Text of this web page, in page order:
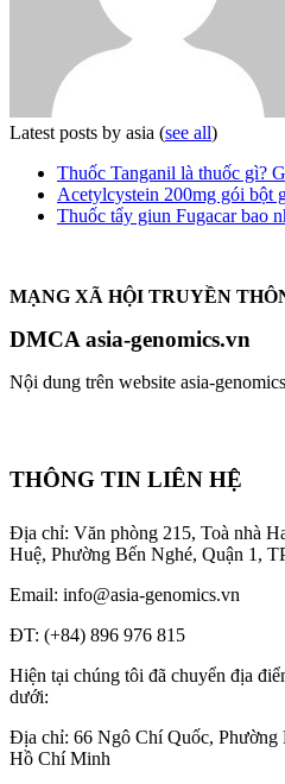
Latest posts by asia (see all)
Thuốc Tanganil là thuốc gì?
Acetylcystein 200mg gói bột
Thuốc tẩy giun Fugacar bao
MẠNG XÃ HỘI TRUYỀN
DMCA asia-genomics.vn
Nội dung trên website asia-
THÔNG TIN LIÊN HỆ
Địa chỉ: Văn phòng 215, Toà nhà
Huệ, Phường Bến Nghé, Quận 1,
Email: info@asia-genomics.vn
ĐT: (+84) 896 976 815
Hiện tại chúng tôi đã chuyển địa
dưới:
Địa chỉ: 66 Ngô Chí Quốc,
Hồ Chí Minh